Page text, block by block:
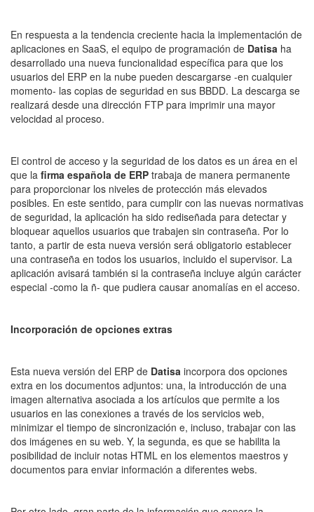
En respuesta a la tendencia creciente hacia la implementación de
aplicaciones en SaaS, el equipo de programación de Datisa ha
desarrollado una nueva funcionalidad específica para que los
usuarios del ERP en la nube pueden descargarse -en cualquier
momento- las copias de seguridad en sus BBDD. La descarga se
realizará desde una dirección FTP para imprimir una mayor
velocidad al proceso.
El control de acceso y la seguridad de los datos es un área en el
que la firma española de ERP trabaja de manera permanente
para proporcionar los niveles de protección más elevados
posibles. En este sentido, para cumplir con las nuevas normativas
de seguridad, la aplicación ha sido rediseñada para detectar y
bloquear aquellos usuarios que trabajen sin contraseña. Por lo
tanto, a partir de esta nueva versión será obligatorio establecer
una contraseña en todos los usuarios, incluido el supervisor. La
aplicación avisará también si la contraseña incluye algún carácter
especial -como la ñ- que pudiera causar anomalías en el acceso.
Incorporación de opciones extras
Esta nueva versión del ERP de Datisa incorpora dos opciones
extra en los documentos adjuntos: una, la introducción de una
imagen alternativa asociada a los artículos que permite a los
usuarios en las conexiones a través de los servicios web,
minimizar el tiempo de sincronización e, incluso, trabajar con las
dos imágenes en su web. Y, la segunda, es que se habilita la
posibilidad de incluir notas HTML en los elementos maestros y
documentos para enviar información a diferentes webs.